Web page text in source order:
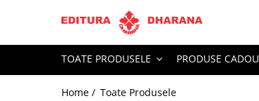
Toate Produsele
CARTI EDITURA DHARANA
OFERTE LA PACHET
TOATE PRODUSELE PRODUSE CADOU
Home / Toate Produsele